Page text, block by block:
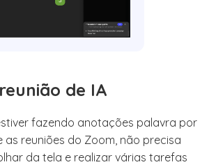
de IA
fazendo anotações palavra por
reuniões do Zoom, não precisa
da tela e realizar várias tarefas